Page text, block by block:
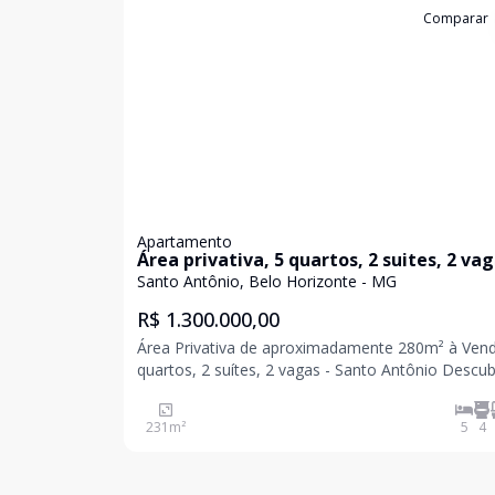
Comparar
Apartamento
Área privativa, 5 quartos, 2 suites, 2
Santo Antônio, Belo Horizonte - MG
R$ 1.300.000,00
Área Privativa de aproximadamente 280m² à
quartos, 2 suítes, 2 vagas - Santo Antônio
Privativa no Santo Antônio. Com
280m² de área total, este imóvel oferece espaços
231 m² 5 4